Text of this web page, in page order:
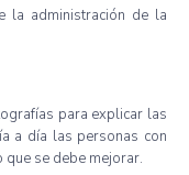
la administración de la
para explicar las
a día las personas con
que se debe mejorar.